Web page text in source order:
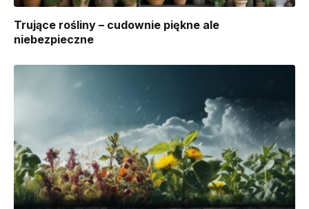
Trujące rośliny – cudownie piękne ale
niebezpieczne